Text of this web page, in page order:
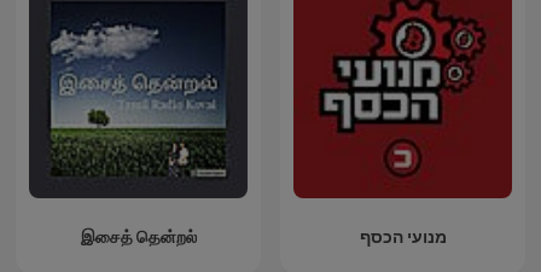
இசைத் தென்றல் מנועי הכסף